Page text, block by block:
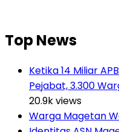
Top News
Ketika 14 Miliar
Pejabat, 3.300
20.9k views
Warga Magetan